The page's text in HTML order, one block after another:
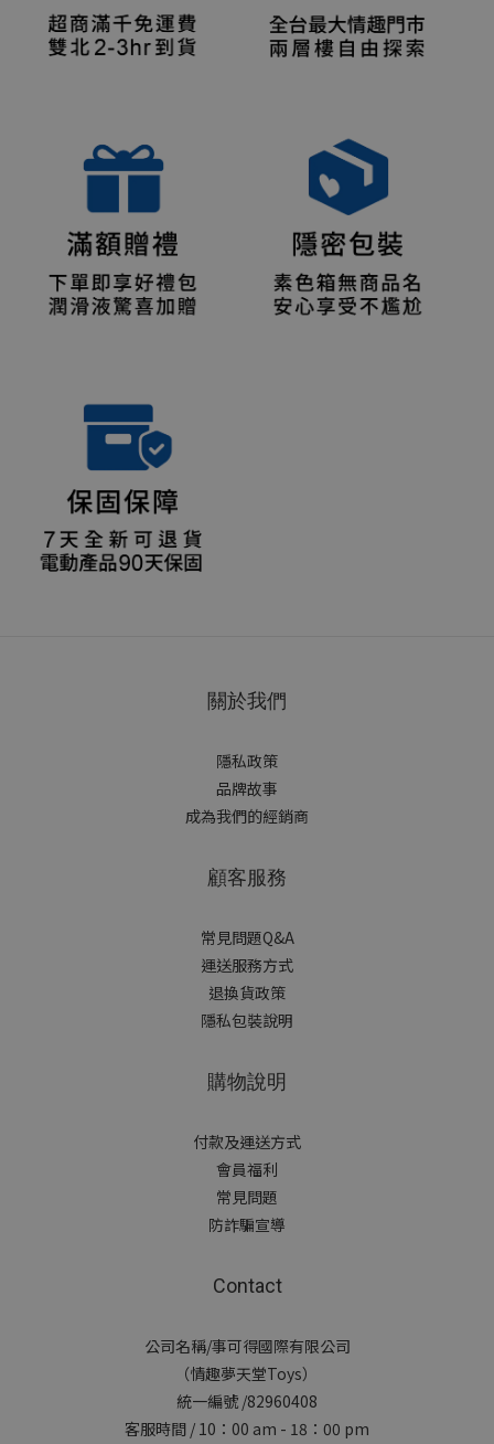
關於我們
隱私政策
品牌故事
成為我們的經銷商
顧客服務
常見問題Q&A
運送服務方式
退換貨政策
隱私包裝說明
購物說明
付款及運送方式
會員福利
常見問題
防詐騙宣導
Contact
公司名稱/事可得國際有限公司
（情趣夢天堂Toys）
統一編號 /82960408
客服時間 / 10：00 am - 18：00 pm